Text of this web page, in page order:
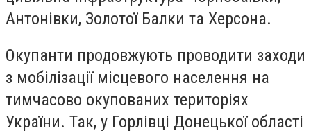
Антонівки, Золотої Балки та Херсона.
Окупанти продовжують проводити заходи
з мобілізації місцевого населення на
тимчасово окупованих територіях
України. Так, у Горлівці Донецької області